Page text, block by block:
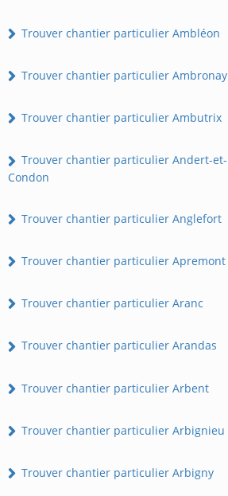
Trouver chantier particulier Ambléon
Trouver chantier particulier Ambronay
Trouver chantier particulier Ambutrix
Trouver chantier particulier Andert-et-
Condon
Trouver chantier particulier Anglefort
Trouver chantier particulier Apremont
Trouver chantier particulier Aranc
Trouver chantier particulier Arandas
Trouver chantier particulier Arbent
Trouver chantier particulier Arbignieu
Trouver chantier particulier Arbigny